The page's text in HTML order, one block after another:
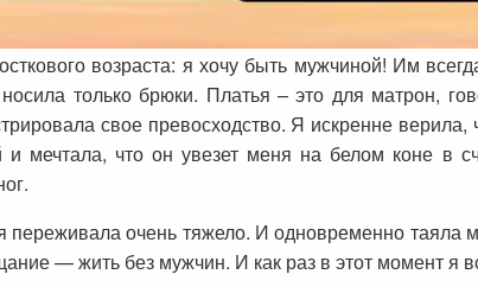
возраста: я хочу быть мужчиной! Им
только брюки. Платья – это для матрон,
свое превосходство. Я искренне
и мечтала, что он увезет меня на белом коне в
очень тяжело. И одновременно таяла
— жить без мужчин. И как раз в этот момент я